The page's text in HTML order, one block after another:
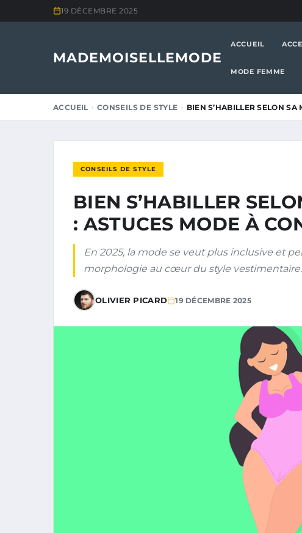
19 DÉCEMBRE 2025
MADEMOISELLEMODE
ACCUEIL
MODE FEMME
ACCUEIL CONSEILS DE STYLE BIEN S’HABILLER SELON
CONSEILS DE STYLE
BIEN S’HABILLER
: ASTUCES MODE À
En 2025, la mode se veut plus inclusive et
morphologie au cœur du style
OLIVIER PICARD 19 DÉCEMBRE 2025